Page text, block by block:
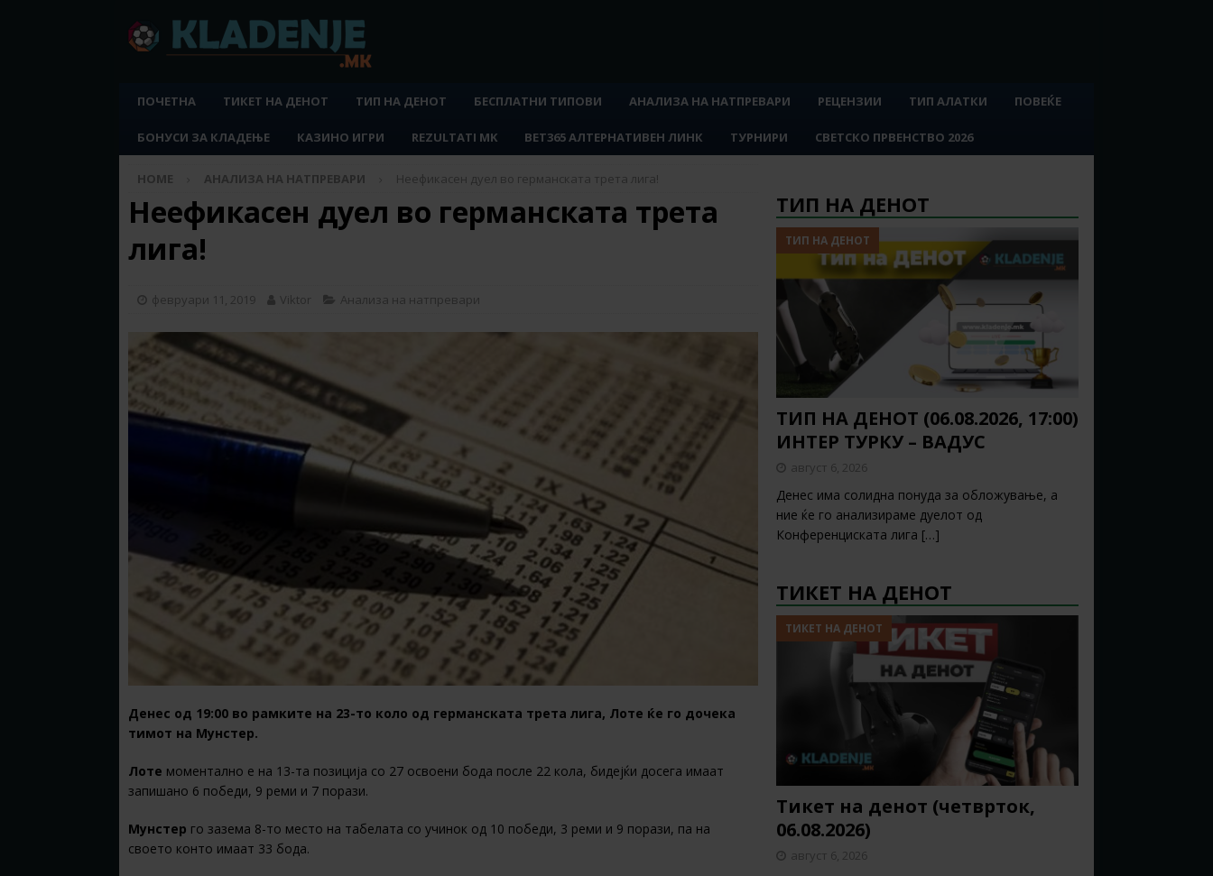
ПОЧЕТНА ТИКЕТ НА ДЕНОТ ТИП НА ДЕНОТ БЕСПЛАТНИ ТИПОВИ АНАЛИЗА НА НАТПРЕВАРИ РЕЦЕНЗИИ ТИП АЛАТКИ ПОВЕЌЕ
БОНУСИ ЗА КЛАДЕЊЕ КАЗИНО ИГРИ REZULTATI MK BET365 АЛТЕРНАТИВЕН ЛИНК ТУРНИРИ СВЕТСКО ПРВЕНСТВО 2026
HOME АНАЛИЗА НА НАТПРЕВАРИ Неефикасен дуел во германската трета лига!
Неефикасен дуел во германската трета
лига!
февруари 11, 2019 Viktor Анализа на натпревари
Денес од 19:00 во рамките на 23-то коло од германската трета лига, Лоте ќе го дочека
тимот на Мунстер.
Лоте моментално е на 13-та позиција со 27 освоени бода после 22 кола, бидејќи досега имаат
запишано 6 победи, 9 реми и 7 порази.
Мунстер го зазема 8-то место на табелата со учинок од 10 победи, 3 реми и 9 порази, па на
своето конто имаат 33 бода.
ТИП НА ДЕНОТ
ТИП НА ДЕНОТ
ТИП НА ДЕНОТ (06.08.2026, 17:00)
ИНТЕР ТУРКУ – ВАДУС
август 6, 2026
Денес има солидна понуда за обложување, а
ние ќе го анализираме дуелот од
Конференциската лига […]
ТИКЕТ НА ДЕНОТ
ТИКЕТ НА ДЕНОТ
Тикет на денот (четврток,
06.08.2026)
август 6, 2026